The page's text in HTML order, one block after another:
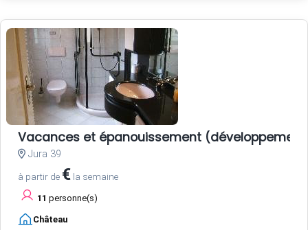
Vacances et épanouissement
Jura 39
à partir de € la semaine
11 personne(s)
Château